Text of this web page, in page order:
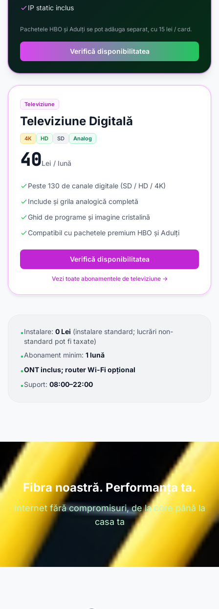
Televiziune
Televiziune Digitală
4K HD SD Analog
40Lei / lună
Peste 130 de canale digitale (SD / HD / 4K)
Include și grila analogică completă
Ghid de programe și imagine cristalină
Compatibil cu pachetele premium HBO și Adulți
Verifică disponibilitatea
Vezi toate abonamentele de televiziune →
IP static inclus
Pachetele HBO și Adulți se pot adăuga separat, cu 15 lei / card.
Verifică disponibilitatea
•Instalare: 0 Lei (instalare standard; lucrări non-
standard pot fi taxate)
•Abonament minim: 1 lună
•ONT inclus; router Wi-Fi opțional
•Suport: 08:00–22:00
Fibra noastră. Performanța ta.
Internet fără compromisuri, de la core până la
casa ta